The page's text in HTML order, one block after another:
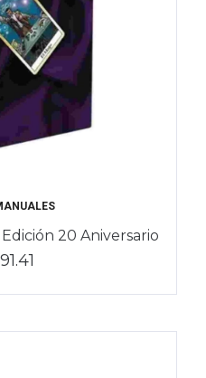
20 Aniversario